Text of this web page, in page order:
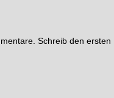
Schreib den ersten